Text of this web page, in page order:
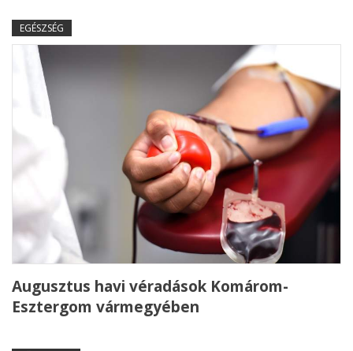
EGÉSZSÉG
Augusztus havi véradások Komárom-
Esztergom vármegyében